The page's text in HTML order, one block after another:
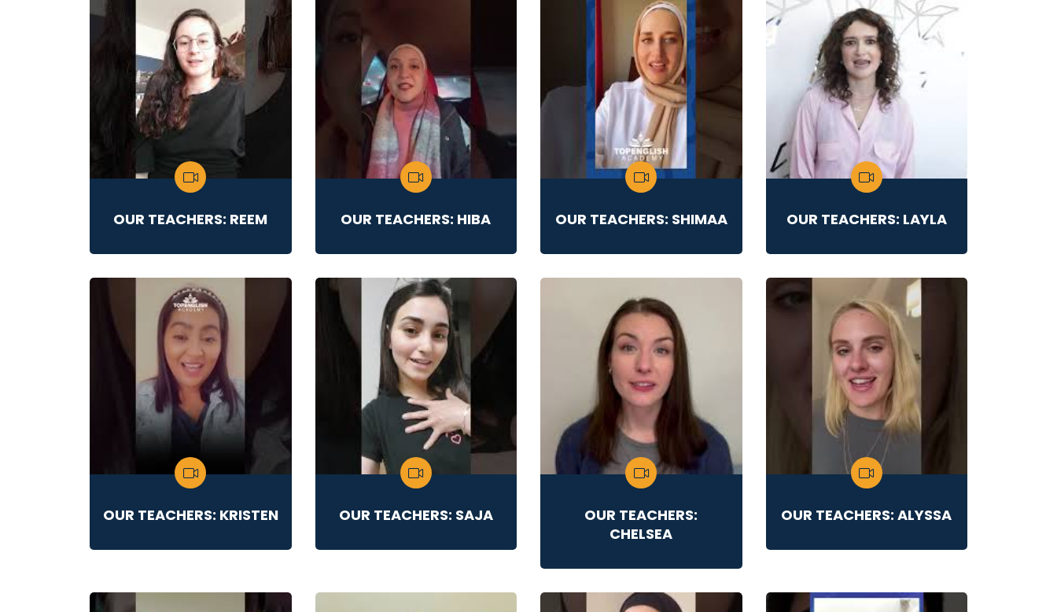
OUR TEACHERS: REEM OUR TEACHERS: HIBA OUR TEACHERS: SHIMAA OUR TEACHERS: LAYLA
OUR TEACHERS: KRISTEN OUR TEACHERS: SAJA
OUR TEACHERS:
CHELSEA
OUR TEACHERS: ALYSSA